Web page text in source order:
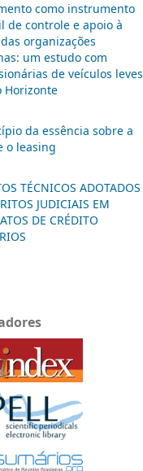
como instrumento
de controle e apoio à
organizações
um estudo com
de veículos leves
Horizonte
da essência sobre a
o leasing
TÉCNICOS ADOTADOS
JUDICIAIS EM
DE CRÉDITO